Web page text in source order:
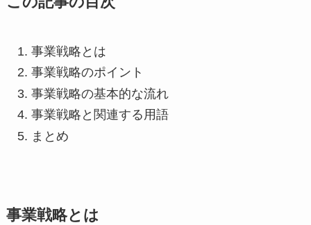
事業戦略とは
事業戦略のポイント
事業戦略の基本的な流れ
事業戦略と関連する用語
まとめ
事業戦略とは